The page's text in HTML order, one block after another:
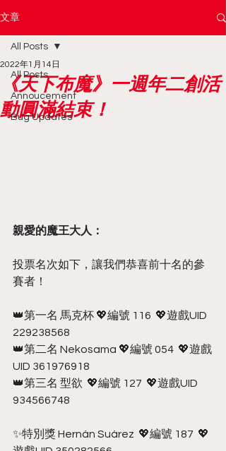
文章
All Posts
Annoucement
Bug Updates
All Posts
《天下布魔》一週年二創活
動圓滿結束！
2022年1月14日
親愛的魔王大人：
投票名次如下，讓我們恭喜前十名的參
賽者！
👑第一名 馬克杯 💖編號 116  💖遊戲UID
229238568
👑第二名 Nekosama 💖編號 054  💖遊戲
UID 361976918
👑第三名 型欲  💖編號 127  💖遊戲UID
934566748
✨特別獎 Hernán Suárez  💖編號 187  💖